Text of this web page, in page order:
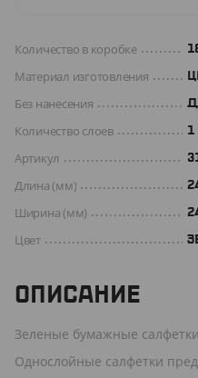
Количество в коробке
Материал изготовления
Без нанесения
Количество слоев 1
Артикул
Длина (мм)
Ширина (мм)
Цвет
ОПИСАНИЕ
Зеленые бумажные
Однослойные салфетки